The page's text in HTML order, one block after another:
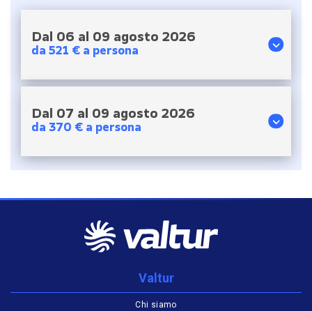
Dal 06 al 09 agosto 2026
da 521 € a persona
Dal 07 al 09 agosto 2026
da 370 € a persona
Valtur
Chi siamo